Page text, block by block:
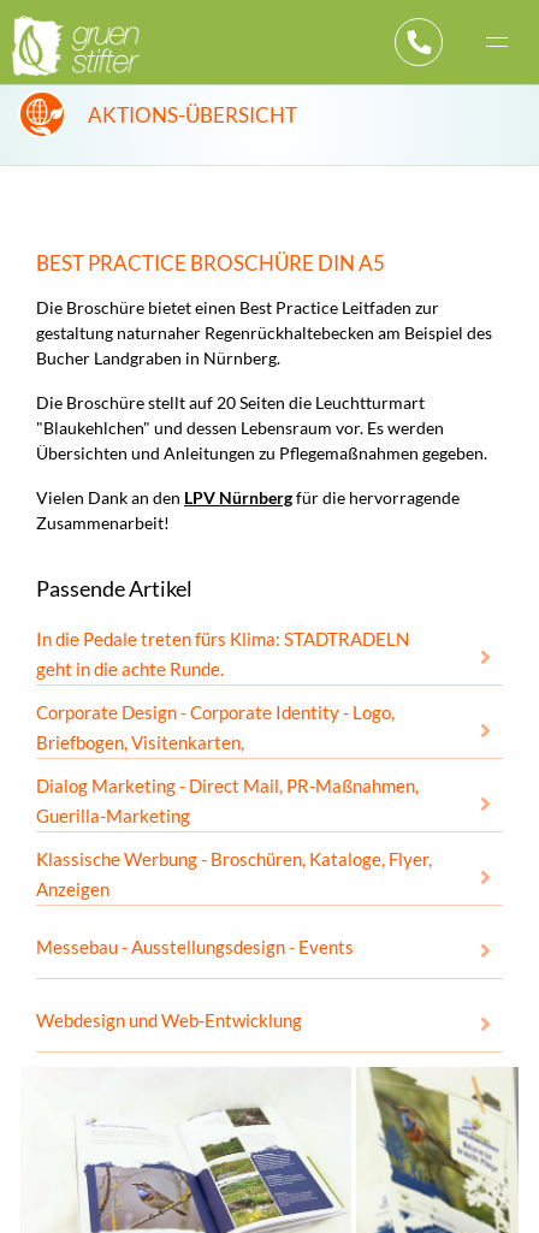
AKTIONS-ÜBERSICHT
BEST PRACTICE BROSCHÜRE DIN A5
Die Broschüre bietet einen Best Practice Leitfaden zur
gestaltung naturnaher Regenrückhaltebecken am Beispiel des
Bucher Landgraben in Nürnberg.
Die Broschüre stellt auf 20 Seiten die Leuchtturmart
"Blaukehlchen" und dessen Lebensraum vor. Es werden
Übersichten und Anleitungen zu Pflegemaßnahmen gegeben.
Vielen Dank an den LPV Nürnbergfür die hervorragende
Zusammenarbeit!
Passende Artikel
In die Pedale treten fürs Klima: STADTRADELN
geht in die achte Runde.
Corporate Design - Corporate Identity - Logo,
Briefbogen, Visitenkarten,
Dialog Marketing - Direct Mail, PR-Maßnahmen,
Guerilla-Marketing
Klassische Werbung - Broschüren, Kataloge, Flyer,
Anzeigen
Messebau - Ausstellungsdesign - Events
Webdesign und Web-Entwicklung